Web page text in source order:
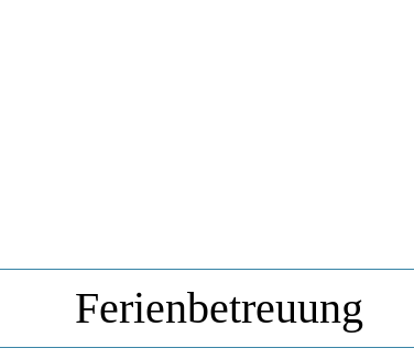
Ferienbetreuung